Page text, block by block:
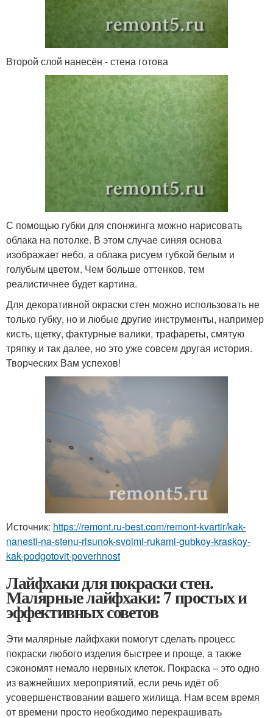
Второй слой нанесён - стена готова
С помощью губки для спонжинга можно нарисовать
облака на потолке. В этом случае синяя основа
изображает небо, а облака рисуем губкой белым и
голубым цветом. Чем больше оттенков, тем
реалистичнее будет картина.
Для декоративной окраски стен можно использовать не
только губку, но и любые другие инструменты, например
кисть, щетку, фактурные валики, трафареты, смятую
тряпку и так далее, но это уже совсем другая история.
Творческих Вам успехов!
Источник: https://remont.ru-best.com/remont-kvartir/kak-
nanesti-na-stenu-risunok-svoimi-rukami-gubkoy-kraskoy-
kak-podgotovit-poverhnost
Лайфхаки для покраски стен.
Малярные лайфхаки: 7 простых и
эффективных советов
Эти малярные лайфхаки помогут сделать процесс
покраски любого изделия быстрее и проще, а также
сэкономят немало нервных клеток. Покраска – это одно
из важнейших мероприятий, если речь идёт об
усовершенствовании вашего жилища. Нам всем время
от времени просто необходимо перекрашивать